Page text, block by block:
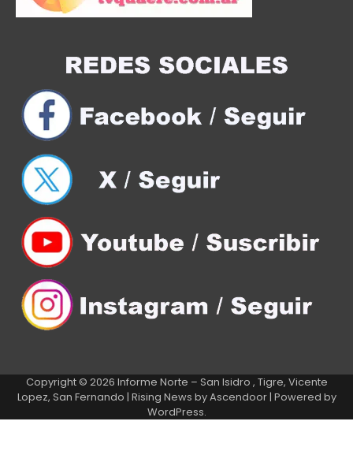
Copyright © 2026 Informe Norte – San Isidro , Tigre, Vicente
Lopez, San Fernando | Rising News byAscendoor| Powered by
WordPress.